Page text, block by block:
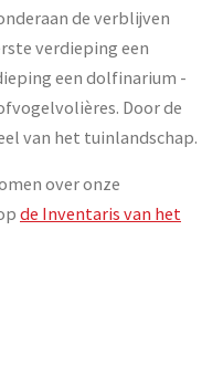
de verblijven
verdieping een
een dolfinarium -
Door de
van het tuinlandschap.
over onze
de Inventaris van het